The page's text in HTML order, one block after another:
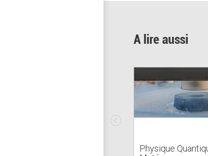
A lire aussi
Physique